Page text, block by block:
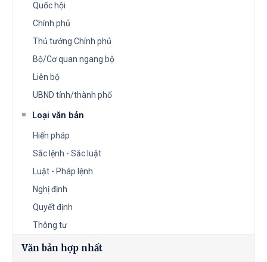
Quốc hội
Chính phủ
Thủ tướng Chính phủ
Bộ/Cơ quan ngang bộ
Liên bộ
UBND tỉnh/thành phố
Loại văn bản
Hiến pháp
Sắc lệnh - Sắc luật
Luật - Pháp lệnh
Nghị định
Quyết định
Thông tư
Văn bản hợp nhất